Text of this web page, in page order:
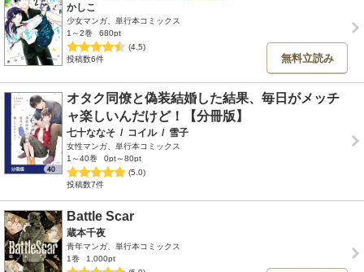
かしこ
少女マンガ、単行本コミックス
1～2巻
680pt
(4.5)
投稿数6件
無料立読み
オタク同僚と偽装結婚した結果、毎日がメッチ
ャ楽しいんだけど！【分冊版】
七十ななそ / コイル / 雪子
女性マンガ、単行本コミックス
1～40巻
0pt～80pt
(5.0)
投稿数7件
Battle Scar
蔵本千夜
青年マンガ、単行本コミックス
1巻
1,000pt